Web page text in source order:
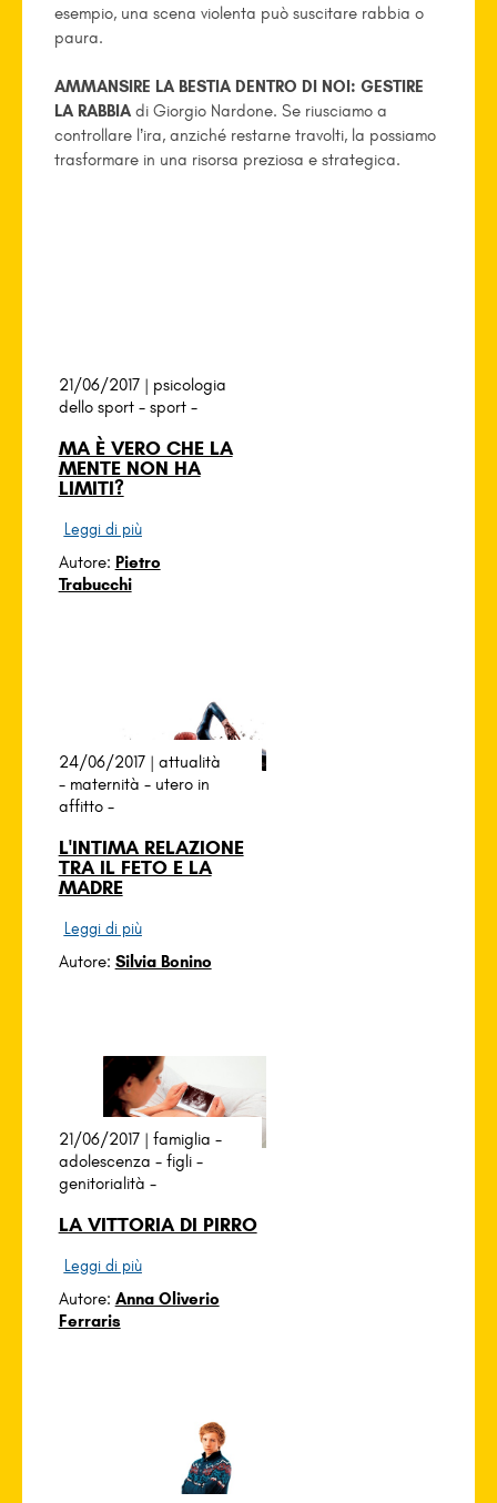
esempio, una scena violenta può suscitare rabbia o
paura.
AMMANSIRE LA BESTIA DENTRO DI NOI: GESTIRE
LA RABBIAdi Giorgio Nardone. Se riusciamo a
controllare l’ira, anziché restarne travolti, la possiamo
trasformare in una risorsa preziosa e strategica.
21/06/2017 | psicologia
dello sport- sport-
MA È VERO CHE LA
MENTE NON HA
LIMITI?
Leggi di più
Autore: Pietro
Trabucchi
24/06/2017 | attualità
- maternità - utero in
affitto-
L'INTIMA RELAZIONE
TRA IL FETO E LA
MADRE
Leggi di più
Autore: Silvia Bonino
21/06/2017 | famiglia -
adolescenza - figli-
genitorialità -
LA VITTORIA DI PIRRO
Leggi di più
Autore: Anna Oliverio
Ferraris